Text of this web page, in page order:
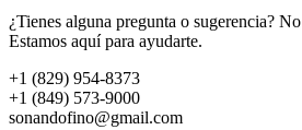
¿Tienes alguna pregunta o sugerencia?
Estamos aquí para ayudarte.
+1 (829) 954-8373
+1 (849) 573-9000
sonandofino@gmail.com